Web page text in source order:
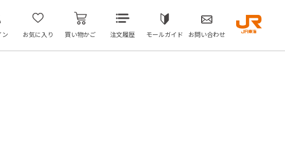
ン お気に入り 買い物かご 注文履歴 モールガイド お問い合わせ